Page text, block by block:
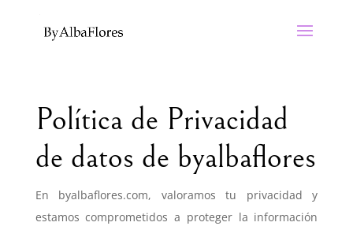
Política de Privacidad
de datos de byalbaflores
En byalbaflores.com, valoramos tu privacidad y
estamos comprometidos a proteger la información